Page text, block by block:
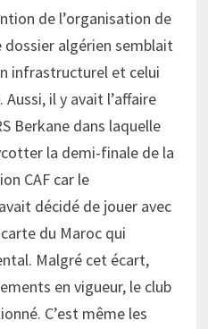
de l’organisation de
dossier algérien semblait
infrastructurel et celui
il y avait l’affaire
Berkane dans laquelle
la demi-finale de la
CAF car le
décidé de jouer avec
du Maroc qui
Malgré cet écart,
en vigueur, le club
C’est même les